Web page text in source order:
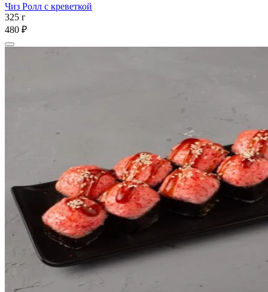
Чиз Ролл с креветкой
325 г
480 ₽